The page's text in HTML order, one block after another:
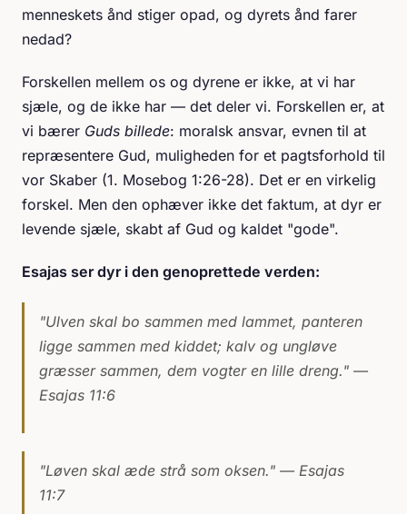
menneskets ånd stiger opad, og dyrets ånd farer
nedad?
Forskellen mellem os og dyrene er ikke, at vi har
sjæle, og de ikke har — det deler vi. Forskellen er, at
vi bærer Guds billede: moralsk ansvar, evnen til at
repræsentere Gud, muligheden for et pagtsforhold til
vor Skaber (1. Mosebog 1:26-28). Det er en virkelig
forskel. Men den ophæver ikke det faktum, at dyr er
levende sjæle, skabt af Gud og kaldet "gode".
Esajas ser dyr i den genoprettede verden:
"Ulven skal bo sammen med lammet, panteren
ligge sammen med kiddet; kalv og ungløve
græsser sammen, dem vogter en lille dreng." —
Esajas 11:6
"Løven skal æde strå som oksen." — Esajas
11:7